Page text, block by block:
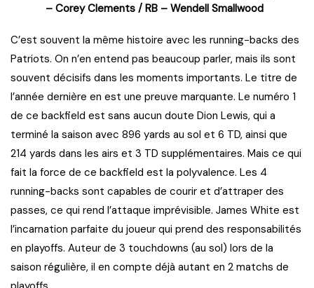
– Corey Clements / RB – Wendell Smallwood
C’est souvent la même histoire avec les running-backs des
Patriots. On n’en entend pas beaucoup parler, mais ils sont
souvent décisifs dans les moments importants. Le titre de
l’année dernière en est une preuve marquante. Le numéro 1
de ce backfield est sans aucun doute Dion Lewis, qui a
terminé la saison avec 896 yards au sol et 6 TD, ainsi que
214 yards dans les airs et 3 TD supplémentaires. Mais ce qui
fait la force de ce backfield est la polyvalence. Les 4
running-backs sont capables de courir et d’attraper des
passes, ce qui rend l’attaque imprévisible. James White est
l’incarnation parfaite du joueur qui prend des responsabilités
en playoffs. Auteur de 3 touchdowns (au sol) lors de la
saison régulière, il en compte déjà autant en 2 matchs de